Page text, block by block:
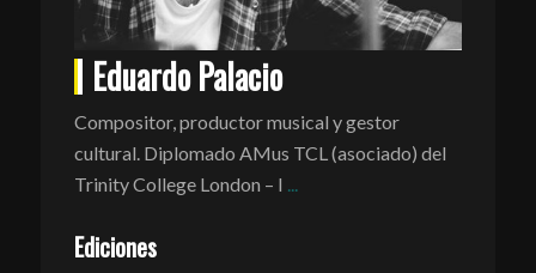
Eduardo Palacio
Compositor, productor musical y gestor
cultural. Diplomado AMus TCL (asociado) del
Trinity College London – I
Ediciones